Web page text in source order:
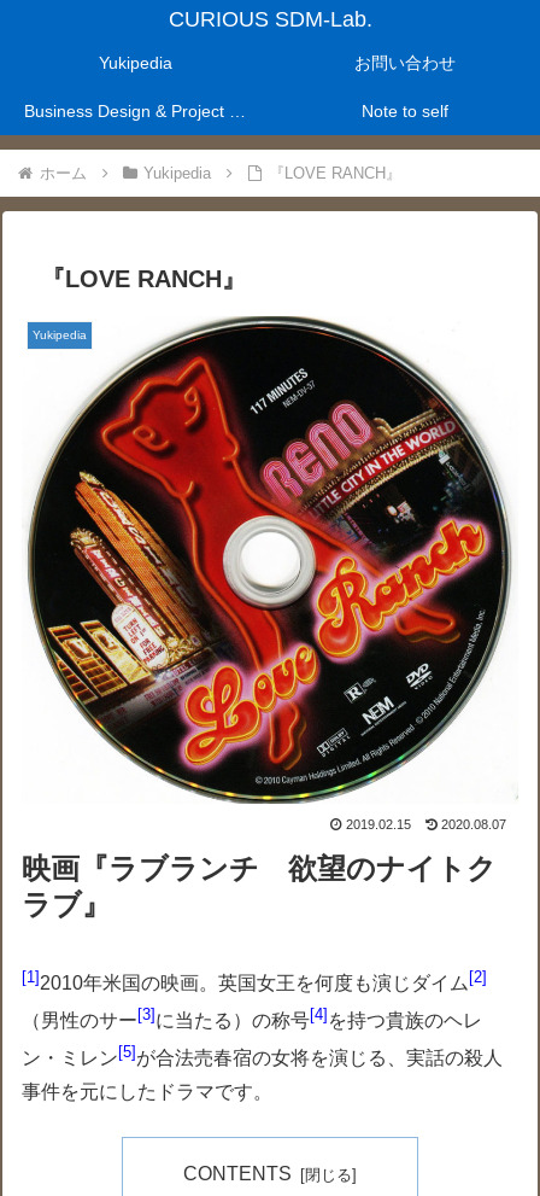
CURIOUS SDM-Lab.
Yukipedia お問い合わせ
Business Design & Project Management Laboratry
Note to self
ホーム Yukipedia 『LOVE RANCH』
『LOVE RANCH』
Yukipedia
2019.02.15 2020.08.07
映画『ラブランチ 欲望のナイトク
ラブ』
1 2010年米国の映画。英国女王を何度も演じダイム 2
（男性のサー 3 に当たる）の称号 4 を持つ貴族のヘレ
ン・ミレン 5 が合法売春宿の女将を演じる、実話の殺人
事件を元にしたドラマです。
CONTENTS